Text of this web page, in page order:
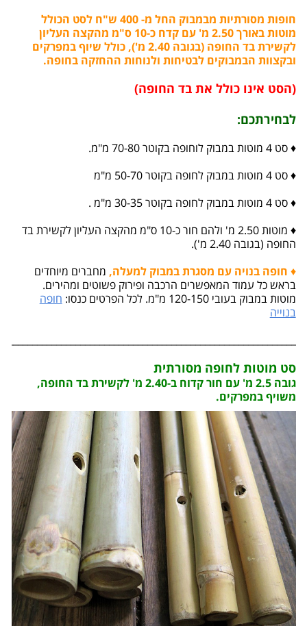
חופות מסורתיות מבמבוק החל מ- 400 ש"ח לסט הכולל
מוטות באורך 2.50 מ' עם קדח כ-10 ס"מ מהקצה העליון
לקשירת בד החופה (בגובה 2.40 מ'), כולל שיוף במפרקים
ובקצוות הבמבוקים לבטיחות ולנוחות ההחזקה בחופה.
(הסט אינו כולל את בד החופה)
לבחירתכם:
♦ סט 4 מוטות במבוק לוחופה בקוטר 70-80 מ"מ.
♦ סט 4 מוטות במבוק לחופה בקוטר 50-70 מ"מ
♦ סט 4 מוטות במבוק לחופה בקוטר 30-35 מ"מ .
♦ מוטות 2.50 מ' ולהם חור כ-10 ס"מ מהקצה העליון לקשירת בד
החופה (בגובה 2.40 מ').
♦ חופה בנויה עם מסגרת במבוק למעלה, מחברים מיוחדים
בראש כל עמוד המאפשרים הרכבה ופירוק פשוטים ומהירים.
מוטות במבוק בעובי 120-150 מ"מ. לכל הפרטים כנסו:
חופה
בנוייה
סט מוטות לחופה מסורתית
גובה 2.5 מ' עם חור קדוח ב-2.40 מ' לקשירת בד החופה,
משויף במפרקים.